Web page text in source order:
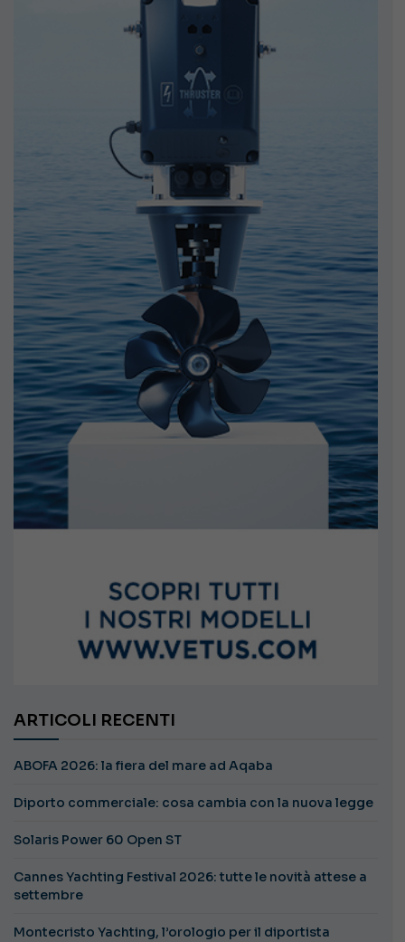
ARTICOLI RECENTI
ABOFA 2026: la fiera del mare ad Aqaba
Diporto commerciale: cosa cambia con la nuova legge
Solaris Power 60 Open ST
Cannes Yachting Festival 2026: tutte le novità attese a
settembre
Montecristo Yachting, l’orologio per il diportista